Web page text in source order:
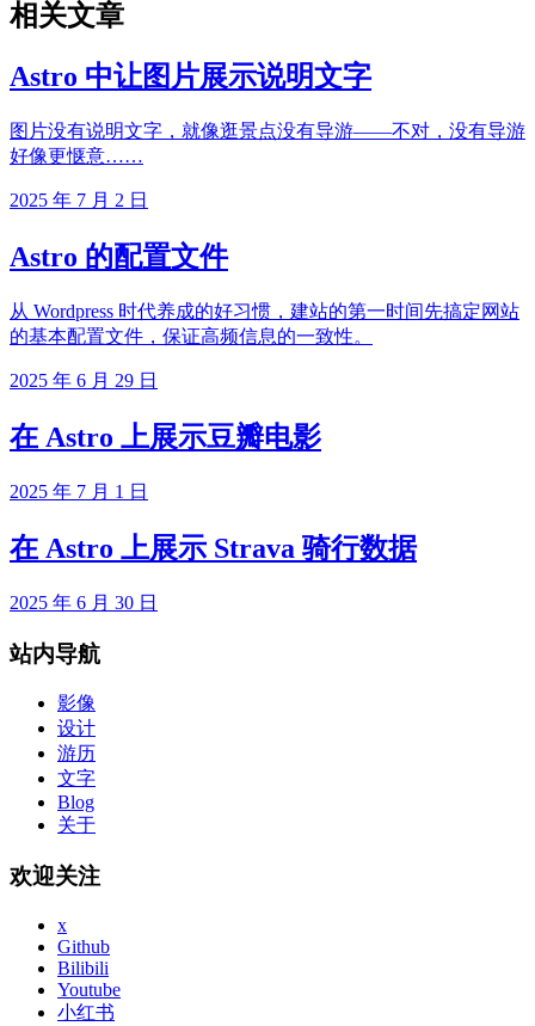
相关文章
Astro 中让图片展示说明文字
图片没有说明文字，就像逛景点没有导游——不对，没有导游
好像更惬意……
2025 年 7 月 2 日
Astro 的配置文件
从 Wordpress 时代养成的好习惯，建站的第一时间先搞定网站
的基本配置文件，保证高频信息的一致性。
2025 年 6 月 29 日
在 Astro 上展示豆瓣电影
2025 年 7 月 1 日
在 Astro 上展示 Strava 骑行数据
2025 年 6 月 30 日
站内导航
影像
设计
游历
文字
Blog
关于
欢迎关注
x
Github
Bilibili
Youtube
小红书